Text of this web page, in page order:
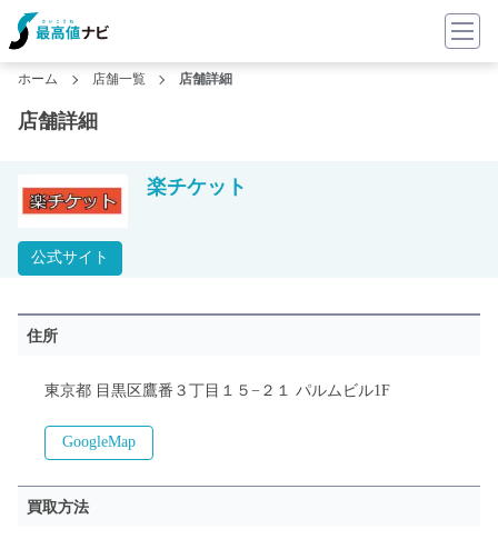
ホーム 店舗一覧 店舗詳細
店舗詳細
公式サイト
楽チケット
住所
東京都 目黒区鷹番３丁目１５−２１ パルムビル1F
GoogleMap
買取方法